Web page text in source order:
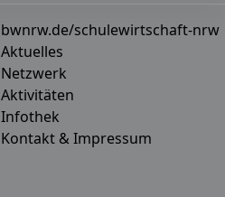
bwnrw.de/schulewirtschaft-nrw
Aktuelles
Netzwerk
Aktivitäten
Infothek
Kontakt & Impressum